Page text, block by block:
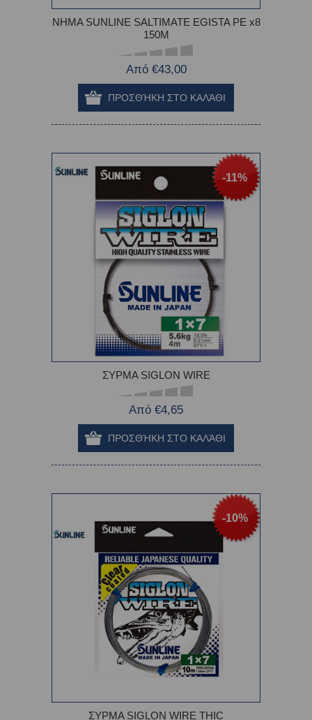
ΝΗΜΑ SUNLINE SALTIMATE EGISTA PE x8
150M
Από €43,00
-11%
ΣΥΡΜΑ SIGLON WIRE
Από €4,65
-10%
ΣΥΡΜΑ SIGLON WIRE THIC